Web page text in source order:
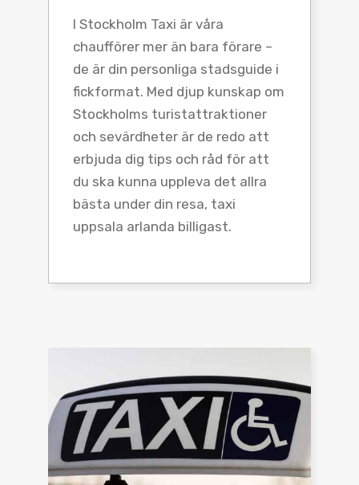
I Stockholm Taxi är våra
chaufförer mer än bara förare –
de är din personliga stadsguide i
fickformat. Med djup kunskap om
Stockholms turistattraktioner
och sevärdheter är de redo att
erbjuda dig tips och råd för att
du ska kunna uppleva det allra
bästa under din resa, taxi
uppsala arlanda billigast.